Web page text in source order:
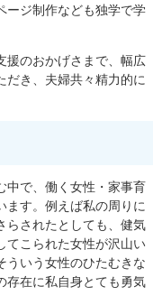
ージ制作なども独学で学
援のおかげさまで、幅広
だき、夫婦共々精力的に
中で、働く女性・家事育
ます。例えば私の周りに
らされたとしても、健気
てこられた女性が沢山い
ういう女性のひたむきな
存在に私自身とても勇気